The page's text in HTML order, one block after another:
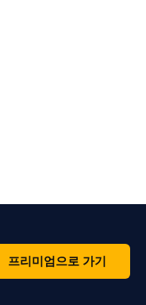
프리미엄으로 가기